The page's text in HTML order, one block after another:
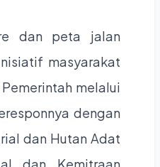
dan peta jalan
masyarakat
melalui
dengan
dan Hutan Adat